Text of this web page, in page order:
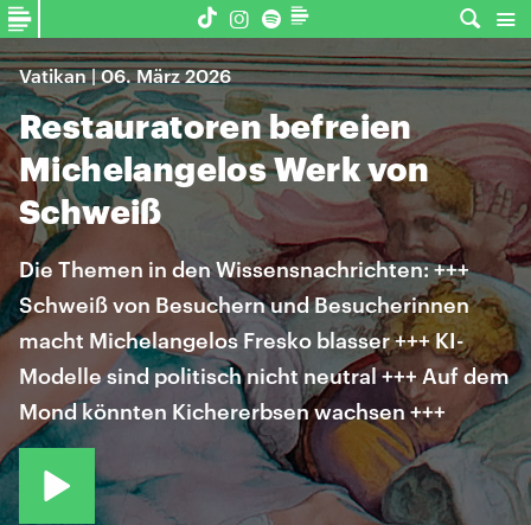
Vatikan | 06. März 2026
Restauratoren befreien
Michelangelos Werk von
Schweiß
Die Themen in den Wissensnachrichten: +++
Schweiß von Besuchern und Besucherinnen
macht Michelangelos Fresko blasser +++ KI-
Modelle sind politisch nicht neutral +++ Auf dem
Mond könnten Kichererbsen wachsen +++